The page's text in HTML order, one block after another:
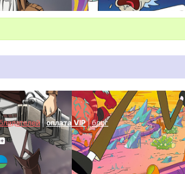
|оплата VIP|блог